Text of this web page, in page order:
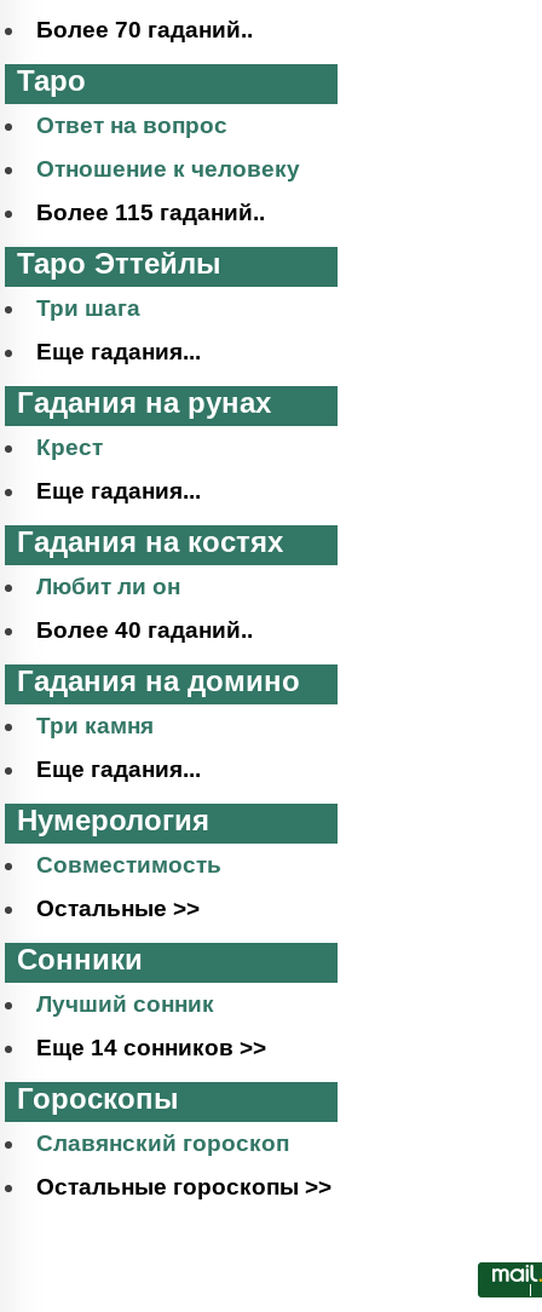
Более 70 гаданий..
Таро
Ответ на вопрос
Отношение к человеку
Более 115 гаданий..
Таро Эттейлы
Три шага
Еще гадания...
Гадания на рунах
Крест
Еще гадания...
Гадания на костях
Любит ли он
Более 40 гаданий..
Гадания на домино
Три камня
Еще гадания...
Нумерология
Совместимость
Остальные >>
Сонники
Лучший сонник
Еще 14 сонников >>
Гороскопы
Славянский гороскоп
Остальные гороскопы >>